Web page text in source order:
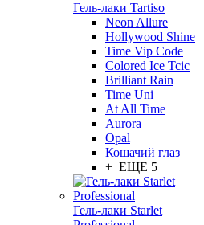
Гель-лаки Tartiso
Neon Allure
Hollywood Shine
Time Vip Code
Colored Ice Tcic
Brilliant Rain
Time Uni
At All Time
Aurora
Opal
Кошачий глаз
+ ЕЩЕ 5
Гель-лаки Starlet